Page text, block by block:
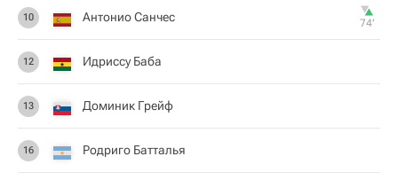
10 Антонио Санчес 74‎’‎
12 Идриссу Баба
13 Доминик Грейф
16 Родриго Батталья